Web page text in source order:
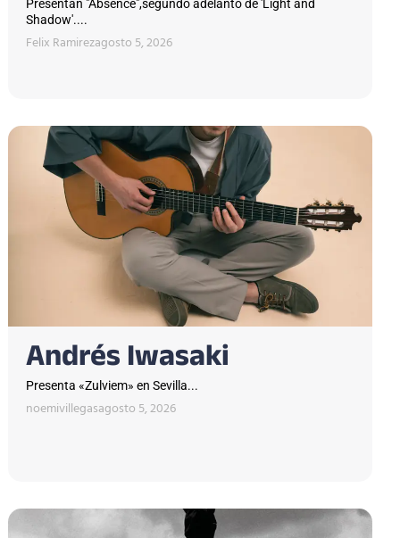
Presentan "Absence",segundo adelanto de 'Light and
Shadow'....
Felix Ramirezagosto 5, 2026
Andrés Iwasaki
Presenta «Zulviem» en Sevilla...
noemivillegasagosto 5, 2026